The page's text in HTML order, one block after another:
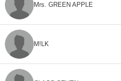
Mrs. GREEN APPLE
M!LK